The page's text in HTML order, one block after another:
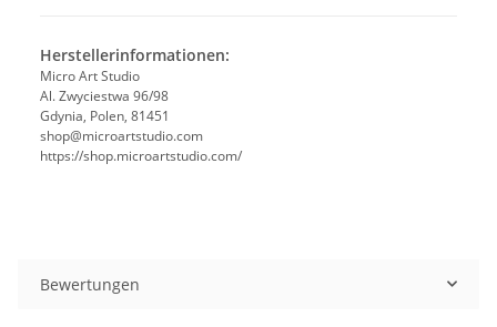
Herstellerinformationen:
Micro Art Studio
Al. Zwyciestwa 96/98
Gdynia, Polen, 81451
shop@microartstudio.com
https://shop.microartstudio.com/
Bewertungen